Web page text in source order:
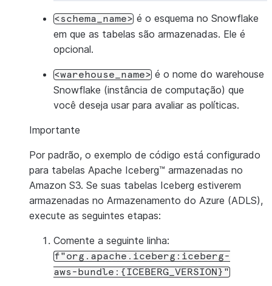
# Iceberg SQL Extensions
.config
config("spark.sql.catalog.horizoncatalog",
#Horizon REST Catalog Configuration
. config (f
. config(f
.config( f
.config (f
.config(f
#.config(f"spark.sql.catalog.horizoncatalog.token",
config("spark.sql.catalog.horizoncatalog.io-impl"
<schema_name> é o esquema no Snowflake
em que as tabelas são armazenadas. Ele é
opcional.
<warehouse_name> é o nome do warehouse
Snowflake (instância de computação) que
você deseja usar para avaliar as políticas.
Importante
Por padrão, o exemplo de código está configurado
para tabelas Apache Iceberg™ armazenadas no
Amazon S3. Se suas tabelas Iceberg estiverem
armazenadas no Armazenamento do Azure (ADLS),
execute as seguintes etapas:
Comente a seguinte linha:
f"org.apache.iceberg:iceberg-
aws-bundle:{ICEBERG_VERSION}"